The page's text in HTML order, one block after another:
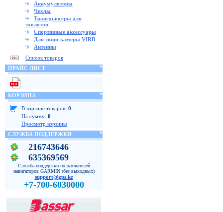
Аккумуляторы
Чехлы
Трансдьюсеры для
эхолотов
Спортивные аксессуары
Для экшн-камеры VIRB
Антенны
Список товаров
ПРАЙС ЛИСТ
КОРЗИНА
В корзине товаров: 0
На сумму: 0
Просмотр корзины
СЛУЖБА ПОДДЕРЖКИ
216743646
635369569
Служба поддержки пользователей
навигаторов GARMIN (без выходных)
support@gps.kz
+7-700-6030000